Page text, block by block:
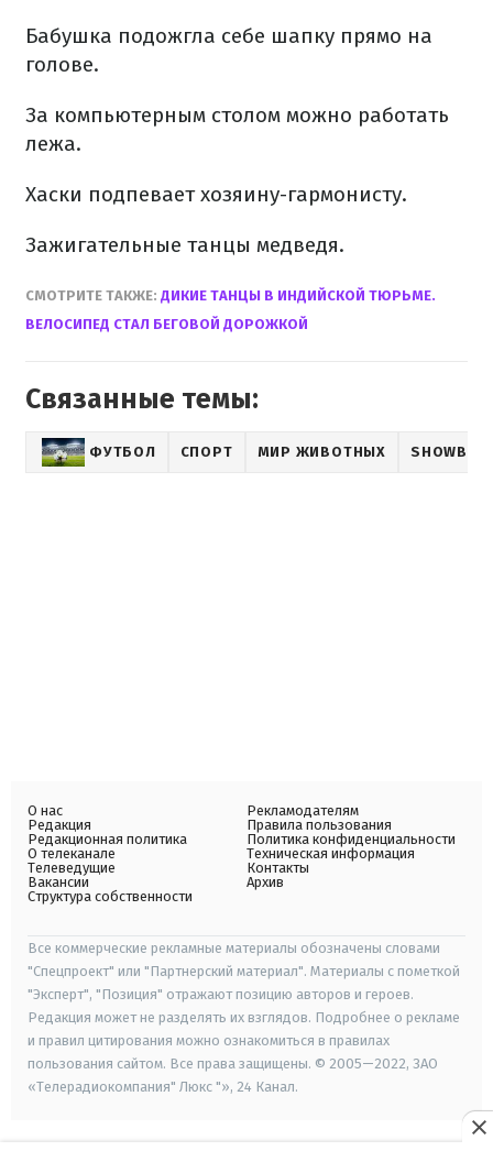
Бабушка подожгла себе шапку прямо на
голове.
За компьютерным столом можно работать
лежа.
Хаски подпевает хозяину-гармонисту.
Зажигательные танцы медведя.
СМОТРИТЕ ТАКЖЕ: ДИКИЕ ТАНЦЫ В ИНДИЙСКОЙ ТЮРЬМЕ.
ВЕЛОСИПЕД СТАЛ БЕГОВОЙ ДОРОЖКОЙ
Связанные темы:
ФУТБОЛ СПОРТ МИР ЖИВОТНЫХ SHOWBIZ
О нас
Редакция
Редакционная политика
О телеканале
Телеведущие
Вакансии
Структура собственности
Рекламодателям
Правила пользования
Политика конфиденциальности
Техническая информация
Контакты
Архив
Все коммерческие рекламные материалы обозначены словами
"Спецпроект" или "Партнерский материал". Материалы с пометкой
"Эксперт", "Позиция" отражают позицию авторов и героев.
Редакция может не разделять их взглядов. Подробнее о рекламе
и правил цитирования можно ознакомиться в правилах
пользования сайтом. Все права защищены. © 2005—2022, ЗАО
«Телерадиокомпания" Люкс "», 24 Канал.